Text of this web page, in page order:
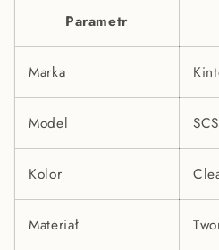
Parametr
Marka
Model
Kolor
Materiał